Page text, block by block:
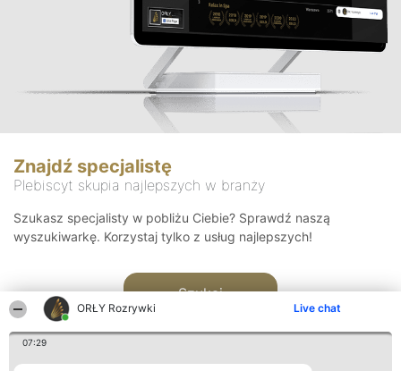
ORŁY Rozrywki Live chat
07:29
Znajdź specjalistę
Plebiscyt skupia najlepszych w branży
Szukasz specjalisty w pobliżu Ciebie? Sprawdź naszą
wyszukiwarkę. Korzystaj tylko z usług najlepszych!
Szukaj